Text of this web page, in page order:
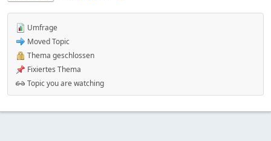
Umfrage
Moved Topic
Thema geschlossen
Fixiertes Thema
Topic you are watching